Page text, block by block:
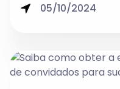
05/10/2024